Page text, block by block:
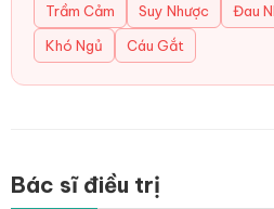
Trầm Cảm
Suy Nhược Đau
Khó Ngủ
Cáu Gắt
Bác sĩ điều trị